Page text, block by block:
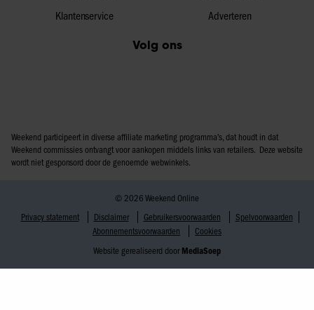
Klantenservice
Adverteren
Volg ons
Weekend participeert in diverse affiliate marketing programma’s, dat houdt in dat
Weekend commissies ontvangt voor aankopen middels links van retailers. Deze website
wordt niet gesponsord door de genoemde webwinkels.
© 2026 Weekend Online
Privacy statement
Disclaimer Gebruikersvoorwaarden
Spelvoorwaarden
Abonnementsvoorwaarden
Cookies
Website gerealiseerd door MediaSoep